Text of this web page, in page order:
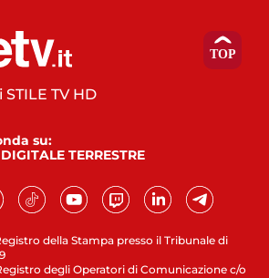
della Stampa presso il Tribunale di
degli Operatori di Comunicazione c/o
TV HD
su:
TERRESTRE